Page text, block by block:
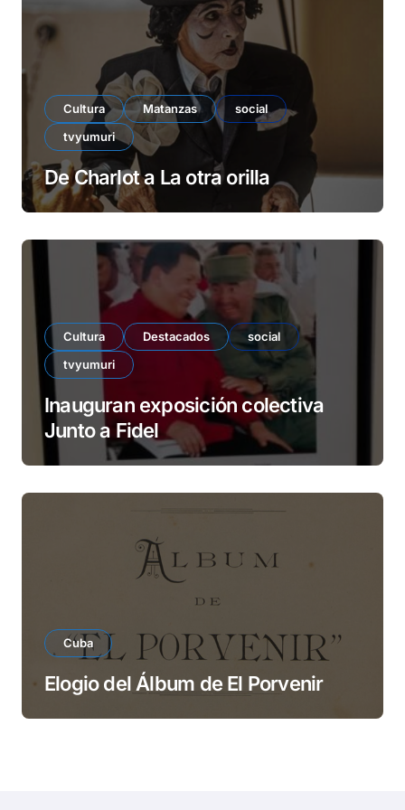
Cultura Matanzas
social
tvyumuri
De Charlot a La otra orilla
Cultura Destacados
social
tvyumuri
Inauguran exposición colectiva
Junto a Fidel
Cuba
Elogio del Álbum de El Porvenir